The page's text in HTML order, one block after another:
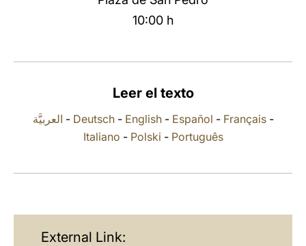
10:00 h
Leer el texto
العربيَّة - Deutsch- English- Español - Français-
Italiano - Polski - Português
External Link: